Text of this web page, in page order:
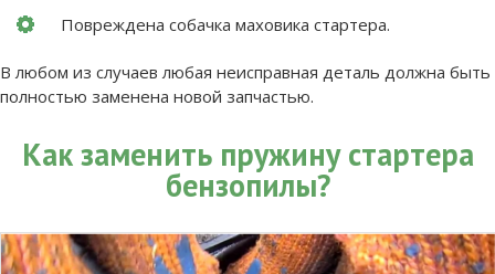
Повреждена собачка маховика стартера.
В любом из случаев любая неисправная деталь должна быть
полностью заменена новой запчастью.
Как заменить пружину стартера
бензопилы?